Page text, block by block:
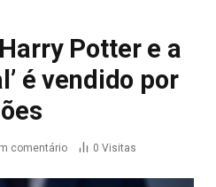
Potter e a
é vendido por
comentário 0 Visitas